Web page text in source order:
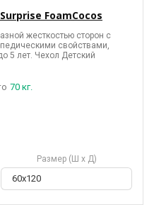
FoamCocos
Размер (Ш х Д)
60х120
жесткостью сторон с
свойствами,
5 лет. Чехол Детский
70 кг.